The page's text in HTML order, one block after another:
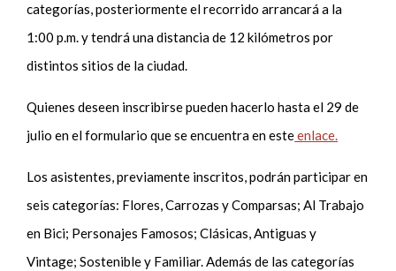
categorías, posteriormente el recorrido arrancará a la
1:00 p.m. y tendrá una distancia de 12 kilómetros por
distintos sitios de la ciudad.
Quienes deseen inscribirse pueden hacerlo hasta el 29 de
julio en el formulario que se encuentra en esteenlace.
Los asistentes, previamente inscritos, podrán participar en
seis categorías: Flores, Carrozas y Comparsas; Al Trabajo
en Bici; Personajes Famosos; Clásicas, Antiguas y
Vintage; Sostenible y Familiar. Además de las categorías